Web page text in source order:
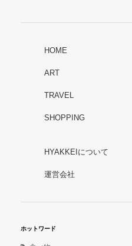
HOME
ART
TRAVEL
SHOPPING
HYAKKEIについて
運営会社
ホットワード